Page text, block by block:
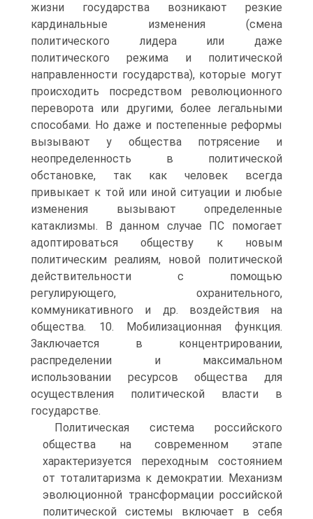
жизни государства возникают резкие
кардинальные изменения (смена
политического лидера или даже
политического режима и политической
направленности государства), которые могут
происходить посредством революционного
переворота или другими, более легальными
способами. Но даже и постепенные реформы
вызывают у общества потрясение и
неопределенность в политической
обстановке, так как человек всегда
привыкает к той или иной ситуации и любые
изменения вызывают определенные
катаклизмы. В данном случае ПС помогает
адоптироваться обществу к новым
политическим реалиям, новой политической
действительности с помощью
регулирующего, охранительного,
коммуникативного и др. воздействия на
общества. 10. Мобилизационная функция.
Заключается в концентрировании,
распределении и максимальном
использовании ресурсов общества для
осуществления политической власти в
государстве.
Политическая система российского
общества на современном этапе
характеризуется переходным состоянием
от тоталитаризма к демократии. Механизм
эволюционной трансформации российской
политической системы включает в себя